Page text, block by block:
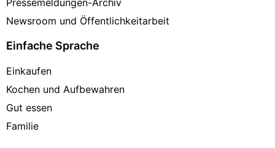
Newsroom und Öffentlichkeitarbeit
Einfache Sprache
Einkaufen
Kochen und Aufbewahren
Gut essen
Familie